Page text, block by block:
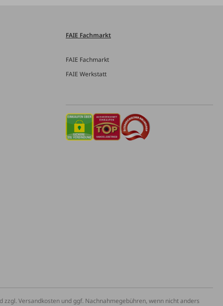
FAIE Fachmarkt
FAIE Fachmarkt
FAIE Werkstatt
Versandkosten und ggf. Nachnahmegebühren, wenn nicht anders